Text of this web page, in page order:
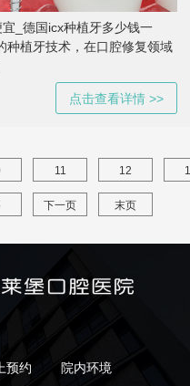
_德国icx种植牙多少钱一
种植牙技术，在口腔修复领域
点击查看详情 >>
11 12
下一页 末页
预约 院内环境